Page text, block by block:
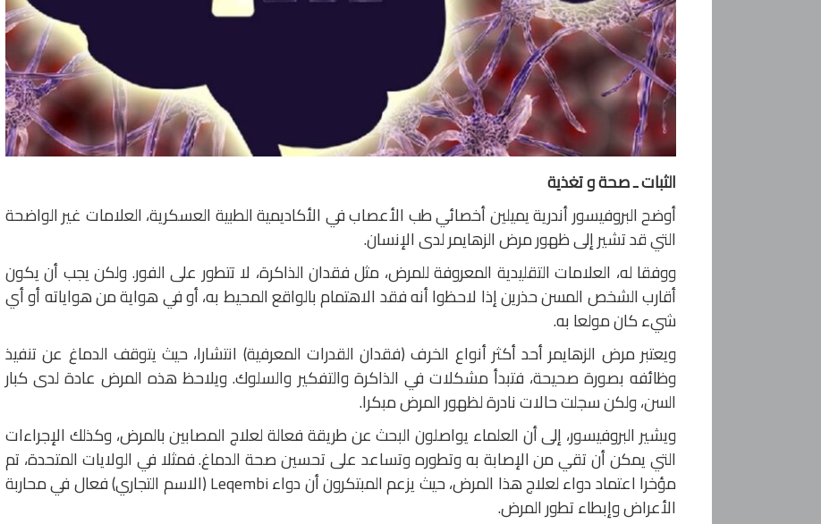
الثبات ـ صحة و تغذية
أوضح البروفيسور أندرية يميلين أخصائي طب الأعصاب في الأكاديمية الطبية العسكرية، العلامات غير الواضحة
التي قد تشير إلى ظهور مرض الزهايمر لدى الإنسان.
ووفقا له، العلامات التقليدية المعروفة للمرض، مثل فقدان الذاكرة، لا تتطور على الفور. ولكن يجب أن يكون
أقارب الشخص المسن حذرين إذا لاحظوا أنه فقد الاهتمام بالواقع المحيط به، أو في هواية من هواياته أو أي
شيء كان مولعا به.
ويعتبر مرض الزهايمر أحد أكثر أنواع الخرف (فقدان القدرات المعرفية) انتشارا، حيث يتوقف الدماغ عن تنفيذ
وظائفه بصورة صحيحة، فتبدأ مشكلات في الذاكرة والتفكير والسلوك. ويلاحظ هذه المرض عادة لدى كبار
السن، ولكن سجلت حالات نادرة لظهور المرض مبكرا.
ويشير البروفيسور، إلى أن العلماء يواصلون البحث عن طريقة فعالة لعلاج المصابين بالمرض، وكذلك الإجراءات
التي يمكن أن تقي من الإصابة به وتطوره وتساعد على تحسين صحة الدماغ. فمثلا في الولايات المتحدة، تم
مؤخرا اعتماد دواء لعلاج هذا المرض، حيث يزعم المبتكرون أن دواء Leqembi (الاسم التجاري) فعال في محاربة
الأعراض وإبطاء تطور المرض.